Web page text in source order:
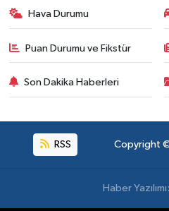
Hava Durumu
Puan Durumu ve Fikstür
Son Dakika Haberleri
RSS Copyright ©
Haber Yazılımı: